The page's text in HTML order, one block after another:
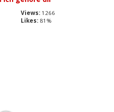
Views: 1266
Likes: 81%